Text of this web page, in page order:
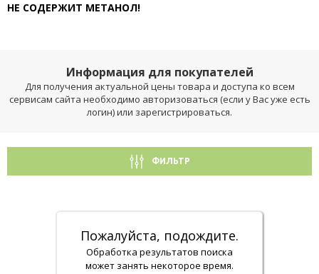
НЕ СОДЕРЖИТ МЕТАНОЛ!
Информация для покупателей
Для получения актуальной цены товара и доступа ко всем
сервисам сайта необходимо авторизоваться (если у Вас уже есть
логин) или зарегистрироваться.
ФИЛЬТР
Пожалуйста, подождите.
Обработка результатов поиска
может занять некоторое время.